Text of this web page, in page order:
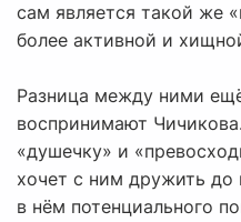
сам является такой же
более активной и
Разница между ними
воспринимают
«душечку» и
хочет с ним дружить до
в нём потенциального